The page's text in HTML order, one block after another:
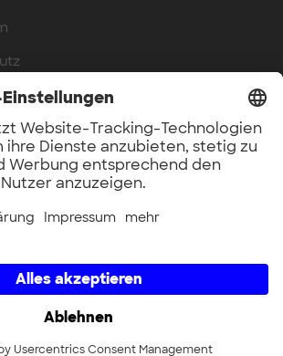
uns
GmbH × UnternehmerTUM Projekt GmbH ×
Capital Partners GmbH ×
MakerSpace GmbH × Munich Urban Colab
Industrial Innovators LEC GmbH